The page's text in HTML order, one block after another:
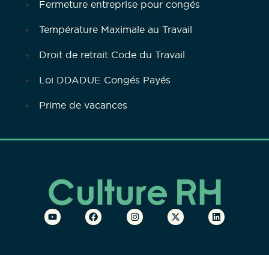
Fermeture entreprise pour congés
Température Maximale au Travail
Droit de retrait Code du Travail
Loi DDADUE Congés Payés
Prime de vacances